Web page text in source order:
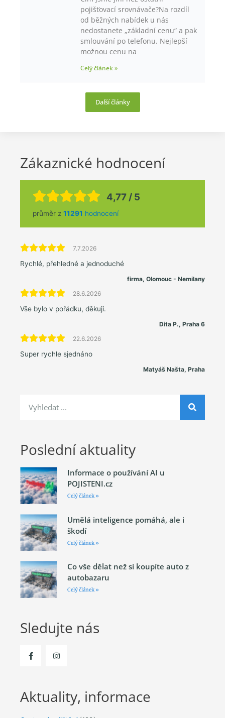
pojišťovací srovnávače?Na rozdíl
od běžných nabídek u nás
nedostanete „základní cenu“ a pak
smlouvání po telefonu. Nejlepší
možnou cenu na
Celý článek »
Další články
Zákaznické hodnocení
4,77 / 5
průměr z 11291 hodnocení
7.7.2026
Rychlé, přehledné a jednoduché
firma, Olomouc - Nemilany
28.6.2026
Vše bylo v pořádku, děkuji.
Dita P., Praha 6
22.6.2026
Super rychle sjednáno
Matyáš Našta, Praha
Poslední aktuality
Informace o používání AI u
POJISTENI.cz
Celý článek »
Umělá inteligence pomáhá, ale i
škodí
Celý článek »
Co vše dělat než si koupíte auto z
autobazaru
Celý článek »
Sledujte nás
Aktuality, informace